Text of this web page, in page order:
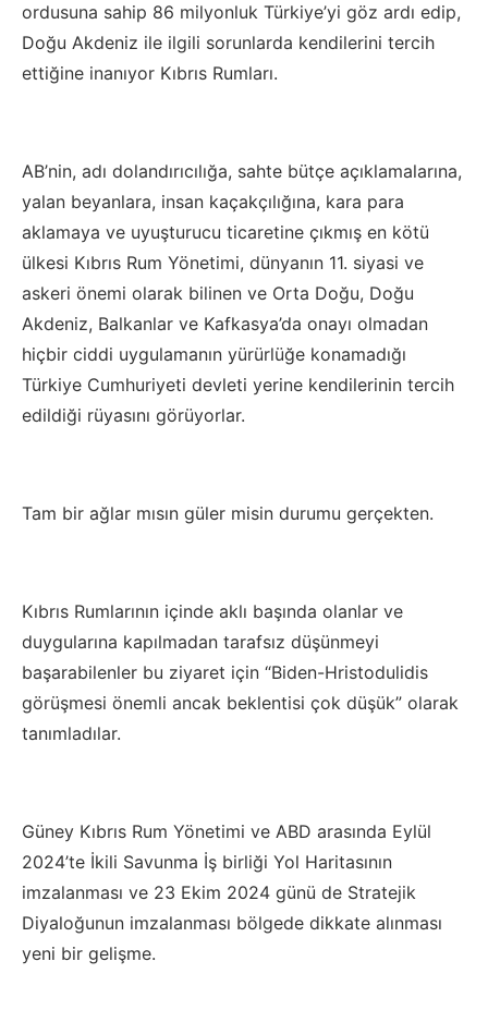
ordusuna sahip 86 milyonluk Türkiye’yi göz ardı edip,
Doğu Akdeniz ile ilgili sorunlarda kendilerini tercih
ettiğine inanıyor Kıbrıs Rumları.
AB’nin, adı dolandırıcılığa, sahte bütçe açıklamalarına,
yalan beyanlara, insan kaçakçılığına, kara para
aklamaya ve uyuşturucu ticaretine çıkmış en kötü
ülkesi Kıbrıs Rum Yönetimi, dünyanın 11. siyasi ve
askeri önemi olarak bilinen ve Orta Doğu, Doğu
Akdeniz, Balkanlar ve Kafkasya’da onayı olmadan
hiçbir ciddi uygulamanın yürürlüğe konamadığı
Türkiye Cumhuriyeti devleti yerine kendilerinin tercih
edildiği rüyasını görüyorlar.
Tam bir ağlar mısın güler misin durumu gerçekten.
Kıbrıs Rumlarının içinde aklı başında olanlar ve
duygularına kapılmadan tarafsız düşünmeyi
başarabilenler bu ziyaret için “Biden-Hristodulidis
görüşmesi önemli ancak beklentisi çok düşük” olarak
tanımladılar.
Güney Kıbrıs Rum Yönetimi ve ABD arasında Eylül
2024’te İkili Savunma İş birliği Yol Haritasının
imzalanması ve 23 Ekim 2024 günü de Stratejik
Diyaloğunun imzalanması bölgede dikkate alınması
yeni bir gelişme.